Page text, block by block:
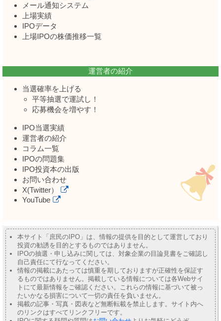
メール通知システム
上場実績
IPOデータ
上場IPOの株価推移一覧
運営者の紹介
当選確率を上げる
平等抽選で運試し！
応募機会を増やす！
IPO当選実績
運営者の紹介
コラム一覧
IPOの問題集
IPO投資本の出版
お問い合わせ
X(Twitter）
YouTube
本サイト「庶民のIPO」は、情報の提供を目的として運営しており
投資の勧誘を目的とするものではありません。
IPOの抽選・申し込みに関しては、対象企業の目論見書をご確認し
自己責任にて行なってください。
情報の掲載にあたっては慎重を期しておりますが正確性を保証す
るものではありません。掲載している情報については各Webサイ
トにて最新情報をご確認ください。これらの情報に基づいて被っ
たいかなる損害について一切の責任を負いません。
掲載の記事・写真・図表など無断転載を禁止します。サイト内へ
のリンクはすべてリンクフリーです。